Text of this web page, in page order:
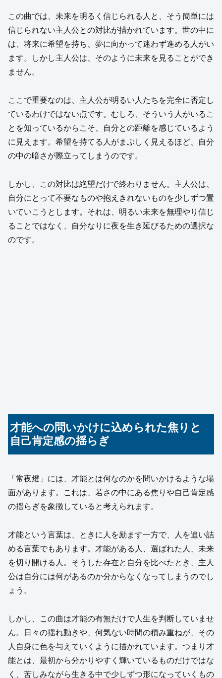
この曲では、未来を明るく信じられる人と、そう簡単には
信じられない主人公との対比が描かれています。世の中に
は、将来に希望を持ち、夢に向かって迷わず進める人がい
ます。しかし主人公は、そのように未来を見ることができ
ません。
ここで重要なのは、主人公が明るい人たちを完全に否定し
ているわけではない点です。むしろ、そういう人がいるこ
とを知っているからこそ、自分との距離を感じているよう
に見えます。希望を持てる人がまぶしく見えるほど、自分
の中の暗さが際立ってしまうのです。
しかし、この対比は絶望だけで終わりません。主人公は、
自分にとって不要なものや抱えきれないものを少しずつ置
いていこうとします。それは、明るい未来を無理やり信じ
ることではなく、自分なりに夜を生き延びるための選択な
のです。
才能への問いかけに込められた焦りと
自己肯定感の揺らぎ
「常夜燈」には、才能とは何なのかを問いかけるような場
面があります。これは、若さの中にある焦りや自己肯定感
の揺らぎを象徴していると考えられます。
才能という言葉は、ときに人を励ます一方で、人を追い詰
める言葉でもあります。才能がある人、選ばれた人、未来
を切り開ける人。そうした存在と自分を比べたとき、主人
公は自分には何があるのか分からなくなってしまうのでし
ょう。
しかし、この曲は才能の有無だけで人生を判断していませ
ん。日々の揺れ動きや、何気ない時間の積み重ねが、その
人自身に色を与えていくように描かれています。つまり才
能とは、最初から分かりやすく輝いているものだけではな
く、苦しみながら生きる中で少しずつ形になっていくもの